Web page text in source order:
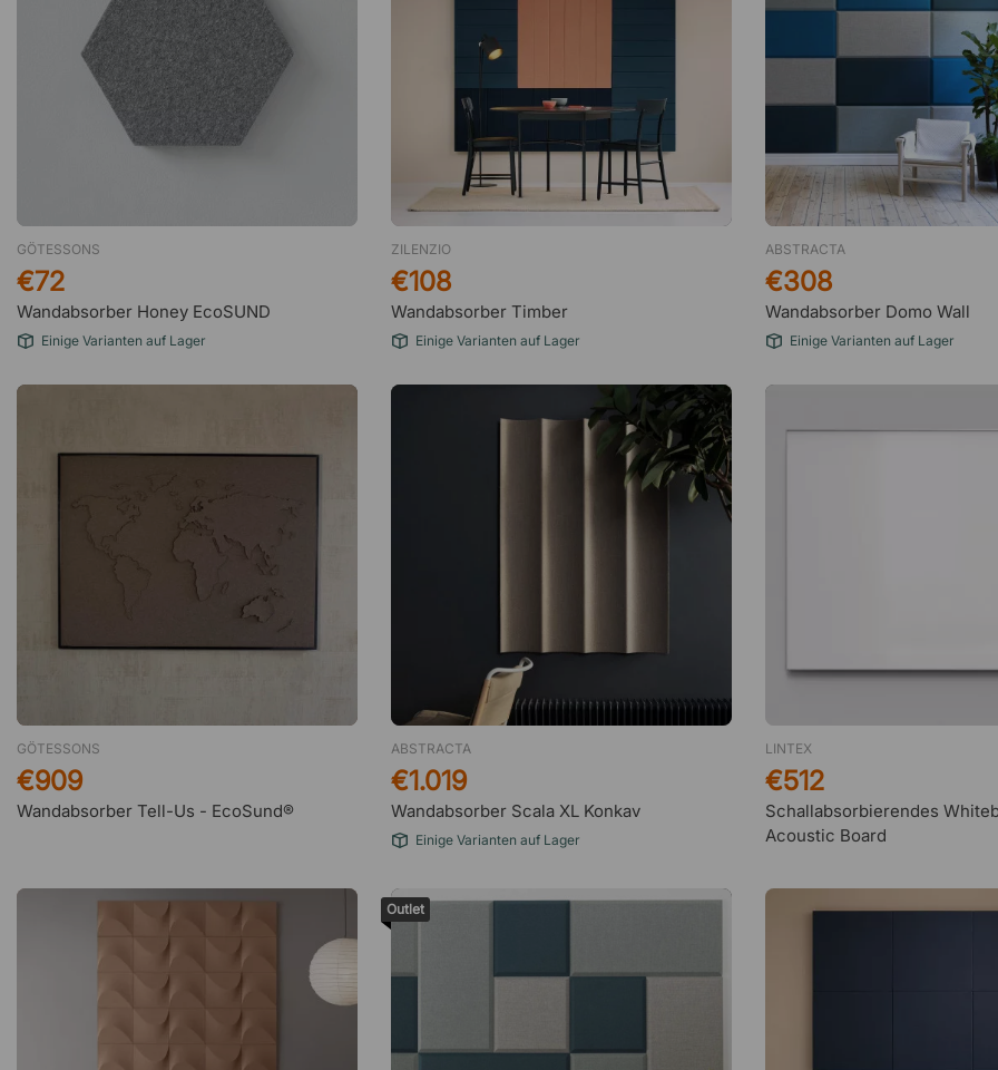
GÖTESSONS
Wandabsorber Honey EcoSUND
€72
Einige Varianten auf Lager
ZILENZIO
Wandabsorber Timber
€108
Einige Varianten auf Lager
ABSTRACTA
Wandabsorber Domo Wall
€308
Einige Varianten auf Lager
GÖTESSONS
Wandabsorber Tell-Us - EcoSund®
€909
ABSTRACTA
Wandabsorber Scala XL Konkav
€1.019
Einige Varianten auf Lager
LINTEX
Schallabsorbierendes
Acoustic Board
€512
Outlet